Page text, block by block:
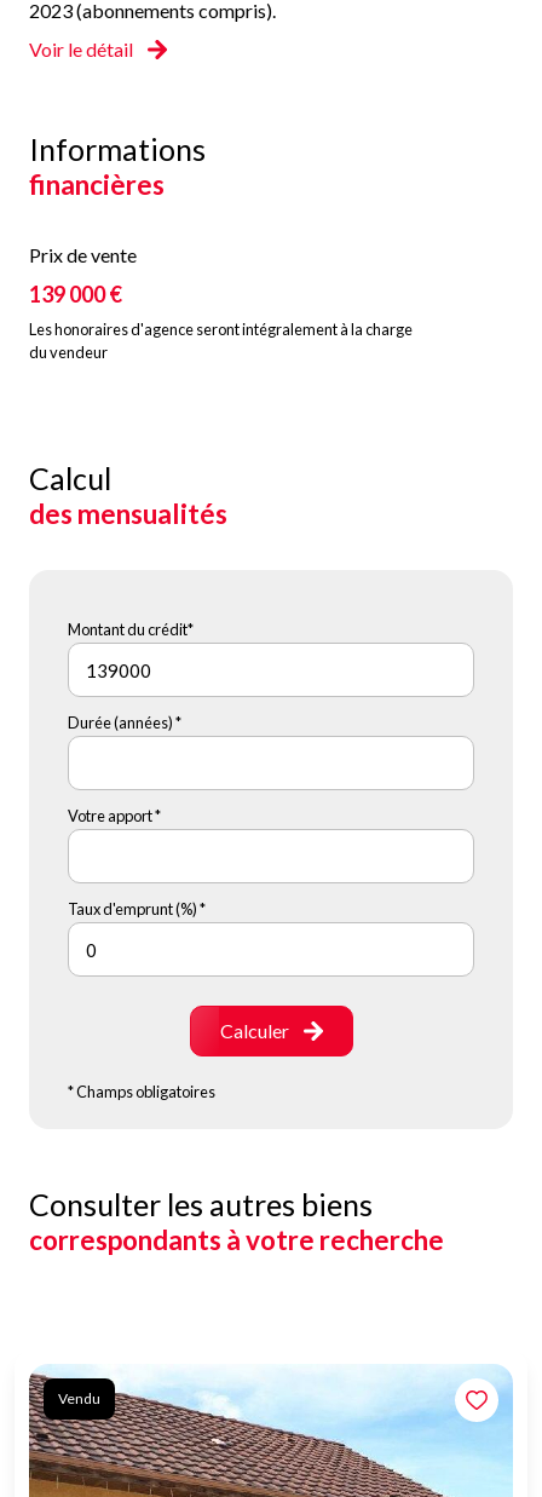
2023 (abonnements compris).
Voir le détail
Informations
financières
Prix de vente
139 000 €
Les honoraires d'agence seront intégralement à la charge
du vendeur
Calcul
des mensualités
Montant du crédit*
Durée (années) *
Votre apport *
Taux d'emprunt (%) *
Calculer
* Champs obligatoires
Consulter les autres biens
correspondants à votre recherche
Vendu